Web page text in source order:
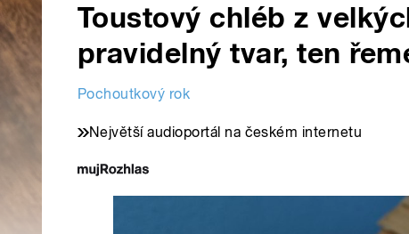
Toustový chléb z
pravidelný tvar, ten
Pochoutkový rok
Největší audioportál na českém internetu